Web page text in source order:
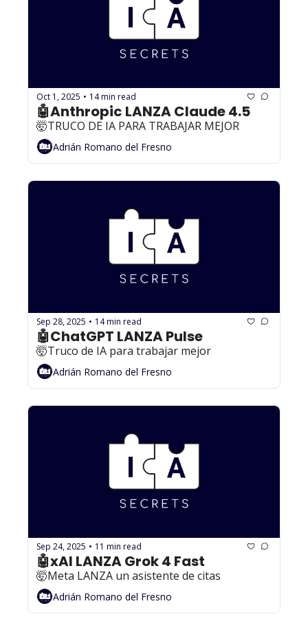
Oct 1, 2025 • 14 min read
🤖Anthropic LANZA Claude 4.5
🤯TRUCO DE IA PARA TRABAJAR MEJOR
Adrián Romano del Fresno
Sep 28, 2025 • 14 min read
🤖ChatGPT LANZA Pulse
🤯Truco de IA para trabajar mejor
Adrián Romano del Fresno
Sep 24, 2025 • 11 min read
🤖xAI LANZA Grok 4 Fast
🤯Meta LANZA un asistente de citas
Adrián Romano del Fresno